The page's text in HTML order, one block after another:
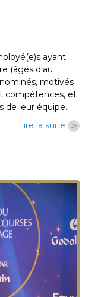
ayant
(âgés d'au
motivés
compétences, et
de leur équipe.
Lire la suite >